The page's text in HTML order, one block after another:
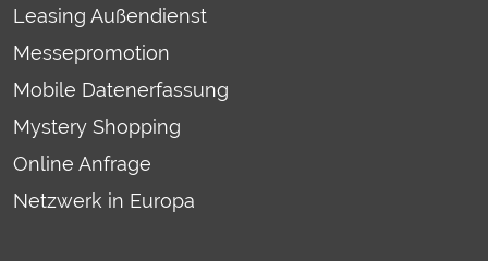
Leasing Außendienst
Messepromotion
Mobile Datenerfassung
Mystery Shopping
Online Anfrage
Netzwerk in Europa